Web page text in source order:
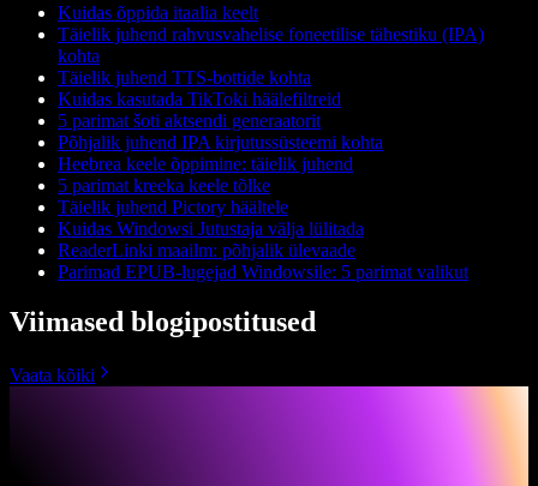
Kuidas õppida itaalia keelt
Täielik juhend rahvusvahelise foneetilise tähestiku (IPA)
kohta
Täielik juhend TTS-bottide kohta
Kuidas kasutada TikToki häälefiltreid
5 parimat šoti aktsendi generaatorit
Põhjalik juhend IPA kirjutussüsteemi kohta
Heebrea keele õppimine: täielik juhend
5 parimat kreeka keele tõlke
Täielik juhend Pictory häältele
Kuidas Windowsi Jutustaja välja lülitada
ReaderLinki maailm: põhjalik ülevaade
Parimad EPUB-lugejad Windowsile: 5 parimat valikut
Viimased blogipostitused
Vaata kõiki